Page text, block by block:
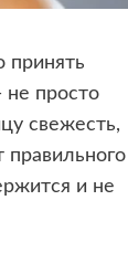
принять
не просто
свежесть,
правильного
и не